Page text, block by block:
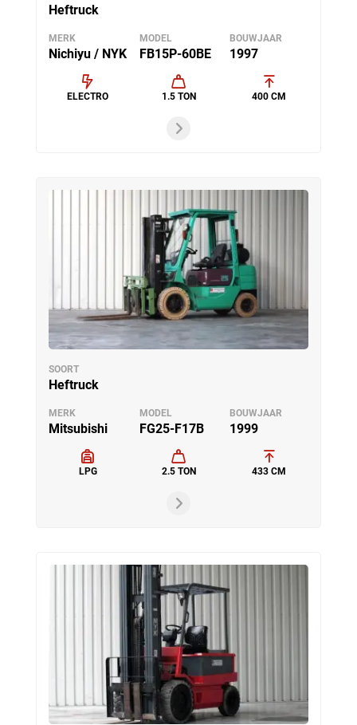
Heftruck
MERK
Nichiyu / NYK
MODEL
FB15P-60BE
BOUWJAAR
1997
ELECTRO 1.5 TON 400 CM
SOORT
Heftruck
MERK
Mitsubishi
MODEL
FG25-F17B
BOUWJAAR
1999
LPG 2.5 TON 433 CM